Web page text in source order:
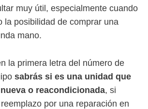
muy útil, especialmente cuando
la posibilidad de comprar una
mano.
la primera letra del número de
sabrás si es una unidad que
o reacondicionada, si
por una reparación en